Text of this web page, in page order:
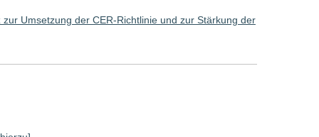
zur Umsetzung der CER-Richtlinie und zur Stärkung der